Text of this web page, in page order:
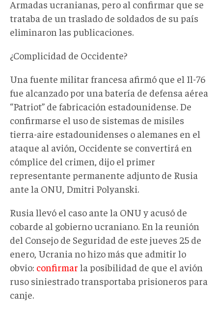
Armadas ucranianas, pero al confirmar que se
trataba de un traslado de soldados de su país
eliminaron las publicaciones.
¿Complicidad de Occidente?
Una fuente militar francesa afirmó que el Il-76
fue alcanzado por una batería de defensa aérea
“Patriot” de fabricación estadounidense. De
confirmarse el uso de sistemas de misiles
tierra-aire estadounidenses o alemanes en el
ataque al avión, Occidente se convertirá en
cómplice del crimen, dijo el primer
representante permanente adjunto de Rusia
ante la ONU, Dmitri Polyanski.
Rusia llevó el caso ante la ONU y acusó de
cobarde al gobierno ucraniano. En la reunión
del Consejo de Seguridad de este jueves 25 de
enero, Ucrania no hizo más que admitir lo
obvio: confirmar la posibilidad de que el avión
ruso siniestrado transportaba prisioneros para
canje.